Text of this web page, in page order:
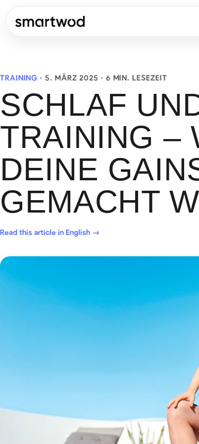
TRAINING ·5. MÄRZ 2025 · 6 MIN. LESEZEIT
SCHLAF
TRAINING –
DEINE
GEMACHT
Read this article in English →